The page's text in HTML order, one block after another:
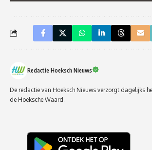
Redactie Hoeksch Nieuws
De redactie van Hoeksch Nieuws verzorgt dagelijks
de Hoeksche Waard.